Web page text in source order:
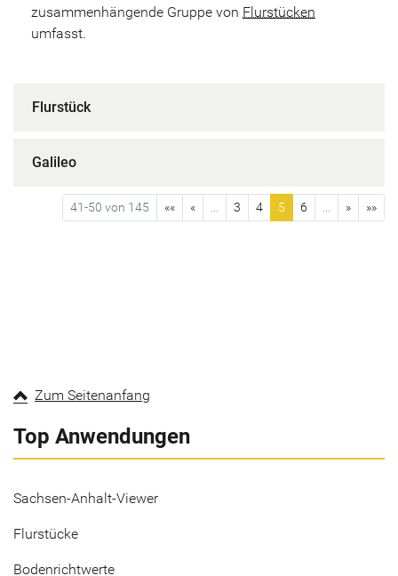
zusammenhängende Gruppe von Flurstücken
umfasst.
Flurstück
Galileo
41-50 von 145 «« « 3 4 5 6 » »»
Zum Seitenanfang
Top Anwendungen
Sachsen-Anhalt-Viewer
Flurstücke
Bodenrichtwerte